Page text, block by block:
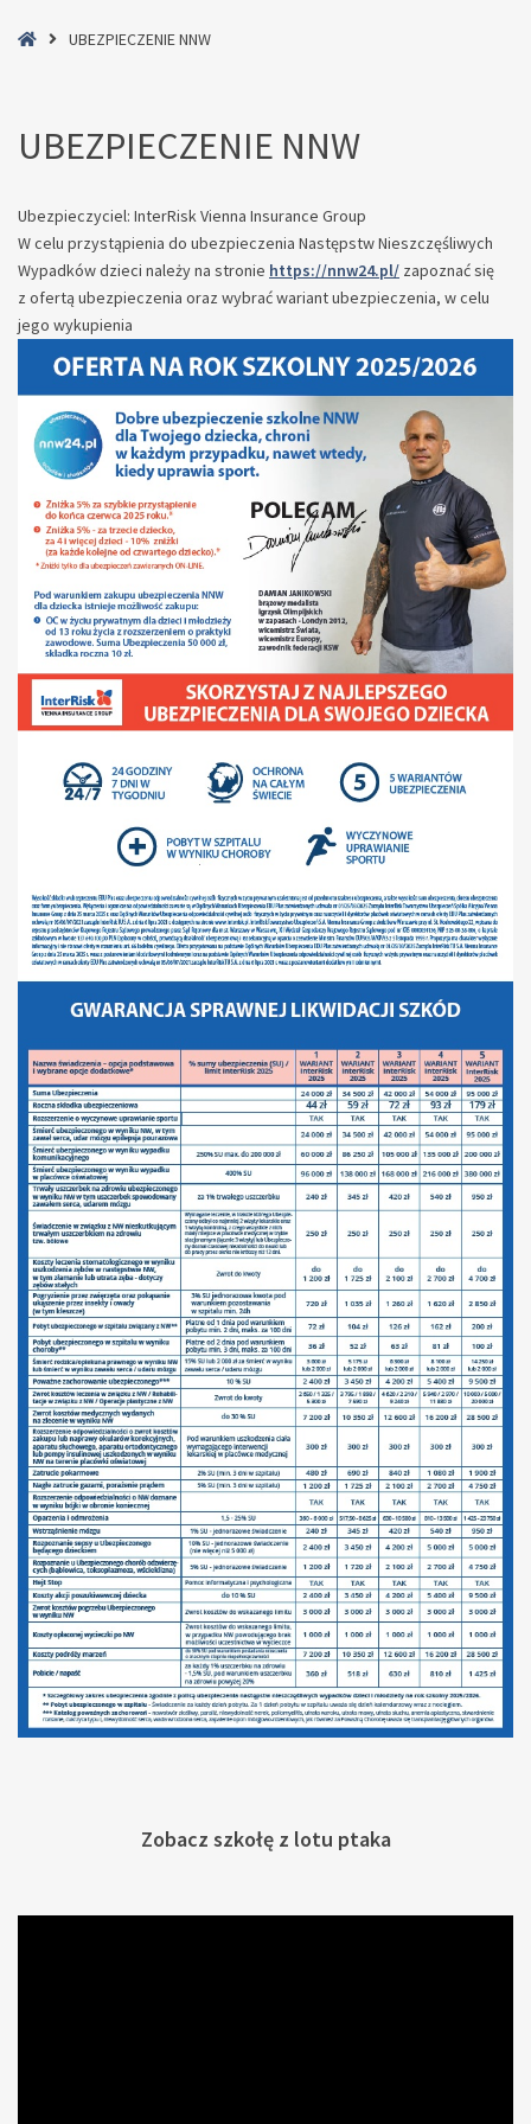
HomeUBEZPIECZENIE NNW
UBEZPIECZENIE NNW
Ubezpieczyciel: InterRisk Vienna Insurance Group
W celu przystąpienia do ubezpieczenia Następstw Nieszczęśliwych
Wypadków dzieci należy na stronie https://nnw24.pl/ zapoznać się
z ofertą ubezpieczenia oraz wybrać wariant ubezpieczenia, w celu
jego wykupienia
Zobacz szkołę z lotu ptaka